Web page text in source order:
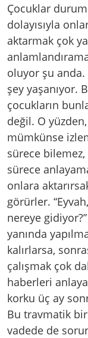
Çocuklar
dolayısıyla
aktarmak çok
oluyor şu
şey yaşanıyor.
çocukların
değil. O
mümkünse
sürece bilemez,
sürece
onlara
görürler.
nereye
yanında
kalırlarsa,
çalışmak çok
haberleri
korku üç ay
Bu travmatik
vadede de